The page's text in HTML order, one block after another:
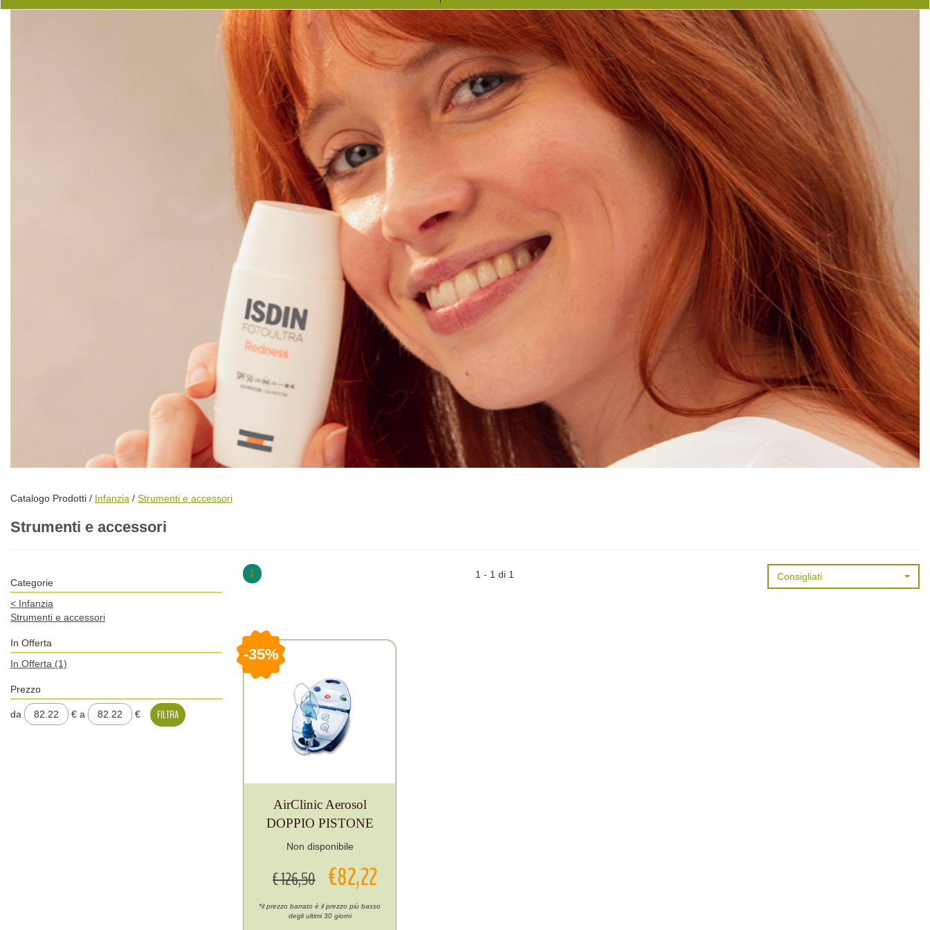
Catalogo Prodotti / Infanzia / Strumenti e accessori
Strumenti e accessori
Categorie
< Infanzia
Strumenti e accessori
In Offerta
In Offerta (1)
Prezzo
filtra
da €
filtra
a €
1 1 - 1 di 1 Consigliati
AirClinic Aerosol
DOPPIO PISTONE
Non disponibile
35%
€ 126,50 €82,22
*il prezzo barrato è il prezzo più basso
degli ultimi 30 giorni